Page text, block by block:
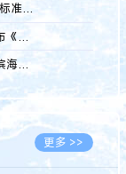
全球5G标准必要专利及标准提案研究报告（2026年）全文发布
中国知识产权研究会发布《2025年度中国企业海外知识产权纠纷调查...
2026.08.07
天津高院关于调整天津滨海高新技术产业开发区华苑科技园一审普通...
2026.08.07
更多 >>